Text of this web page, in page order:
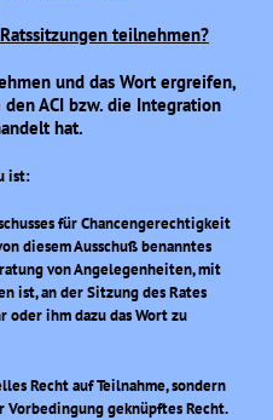
teilnehmen?
und das Wort ergreifen,
ACI bzw. die Integration
hat.
ist:
für Chancengerechtigkeit
diesem Ausschuß benanntes
von Angelegenheiten, mit
ist, an der Sitzung des Rates
ihm dazu das Wort zu
Recht auf Teilnahme, sondern
geknüpftes Recht.